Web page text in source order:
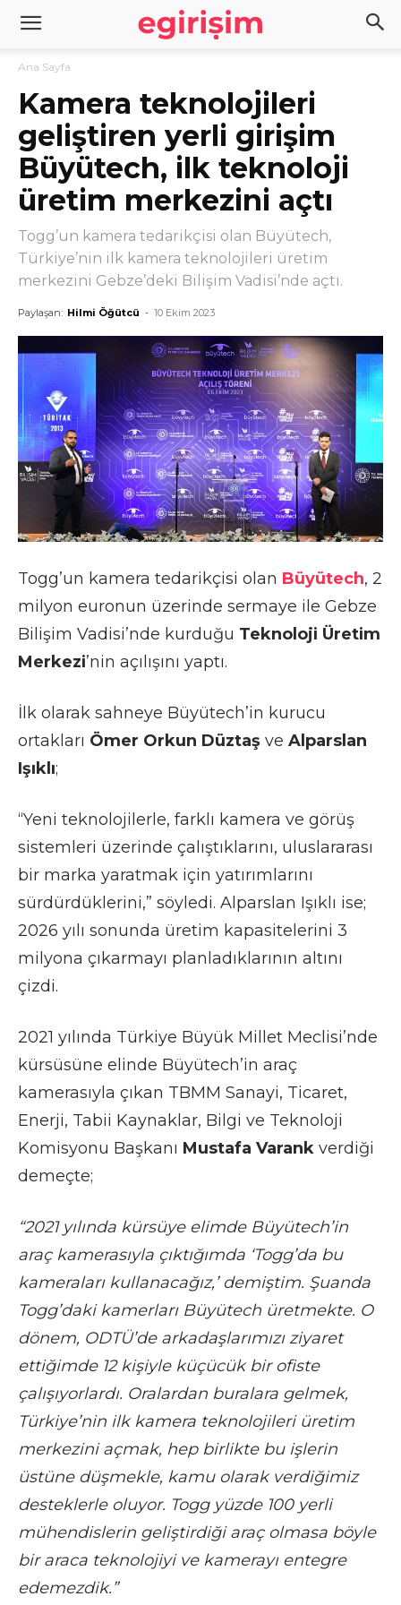
Ana Sayfa
Kamera teknolojileri
geliştiren yerli girişim
Büyütech, ilk teknoloji
üretim merkezini açtı
Togg’un kamera tedarikçisi olan Büyütech,
Türkiye’nin ilk kamera teknolojileri üretim
merkezini Gebze’deki Bilişim Vadisi’nde açtı.
Paylaşan: Hilmi Öğütcü - 10 Ekim 2023
Togg’un kamera tedarikçisi olan Büyütech, 2
milyon euronun üzerinde sermaye ile Gebze
Bilişim Vadisi’nde kurduğu Teknoloji Üretim
Merkezi’nin açılışını yaptı.
İlk olarak sahneye Büyütech’in kurucu
ortakları Ömer Orkun Düztaş ve Alparslan
Işıklı;
“Yeni teknolojilerle, farklı kamera ve görüş
sistemleri üzerinde çalıştıklarını, uluslararası
bir marka yaratmak için yatırımlarını
sürdürdüklerini,” söyledi. Alparslan Işıklı ise;
2026 yılı sonunda üretim kapasitelerini 3
milyona çıkarmayı planladıklarının altını
çizdi.
2021 yılında Türkiye Büyük Millet Meclisi’nde
kürsüsüne elinde Büyütech’in araç
kamerasıyla çıkan TBMM Sanayi, Ticaret,
Enerji, Tabii Kaynaklar, Bilgi ve Teknoloji
Komisyonu Başkanı Mustafa Varank verdiği
demeçte;
“2021 yılında kürsüye elimde Büyütech’in
araç kamerasıyla çıktığımda ‘Togg’da bu
kameraları kullanacağız,’ demiştim. Şuanda
Togg’daki kamerları Büyütech üretmekte. O
dönem, ODTÜ’de arkadaşlarımızı ziyaret
ettiğimde 12 kişiyle küçücük bir ofiste
çalışıyorlardı. Oralardan buralara gelmek,
Türkiye’nin ilk kamera teknolojileri üretim
merkezini açmak, hep birlikte bu işlerin
üstüne düşmekle, kamu olarak verdiğimiz
desteklerle oluyor. Togg yüzde 100 yerli
mühendislerin geliştirdiği araç olmasa böyle
bir araca teknolojiyi ve kamerayı entegre
edemezdik.”